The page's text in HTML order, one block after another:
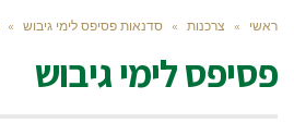
ראשי » צרכנות » סדנאות פסיפס לימי גיבוש »
פסיפס לימי גיבוש